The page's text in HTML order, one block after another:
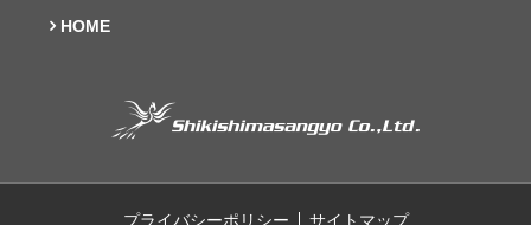
HOME
プライバシーポリシー サイトマップ